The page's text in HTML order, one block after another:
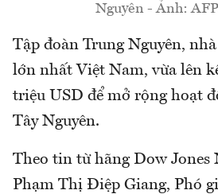
Nguyên - Ảnh:
Tập đoàn Trung Nguyên,
lớn nhất Việt Nam, vừa lên
triệu USD để mở rộng hoạt
Tây Nguyên.
Theo tin từ hãng Dow Jones
Phạm Thị Điệp Giang, Phó